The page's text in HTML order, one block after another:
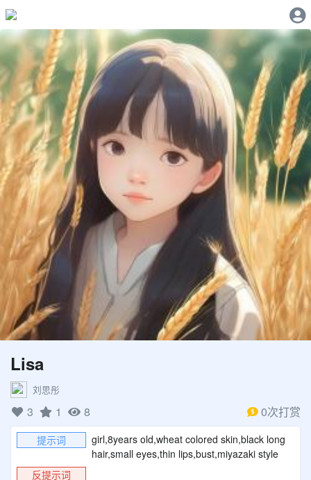
Lisa
刘思彤
3 1 8 0次打赏
提示词
girl,8years old,wheat colored skin,black long
hair,small eyes,thin lips,bust,miyazaki style
反提示词